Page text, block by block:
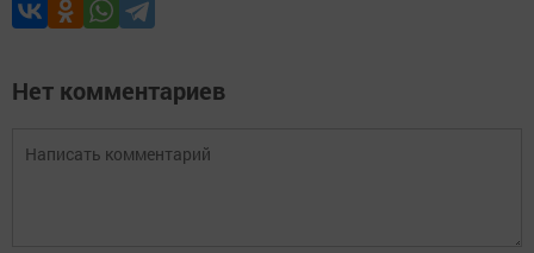
Нет комментариев